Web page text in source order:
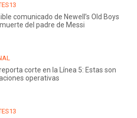
comunicado de Newell’s Old Boys
del padre de Messi
corte en la Línea 5: Estas son
operativas